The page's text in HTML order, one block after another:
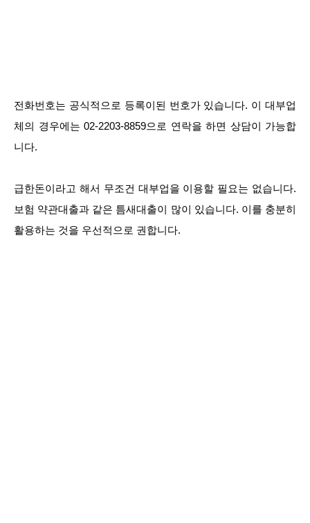
전화번호는 공식적으로 등록이된 번호가 있습니다. 이 대부업
체의 경우에는 02-2203-8859으로 연락을 하면 상담이 가능합
니다.
급한돈이라고 해서 무조건 대부업을 이용할 필요는 없습니다.
보험 약관대출과 같은 틈새대출이 많이 있습니다. 이를 충분히
활용하는 것을 우선적으로 권합니다.